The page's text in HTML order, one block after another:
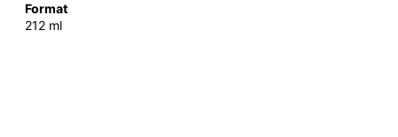
Format
212 ml